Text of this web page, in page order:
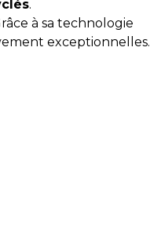
.
à sa technologie
exceptionnelles.